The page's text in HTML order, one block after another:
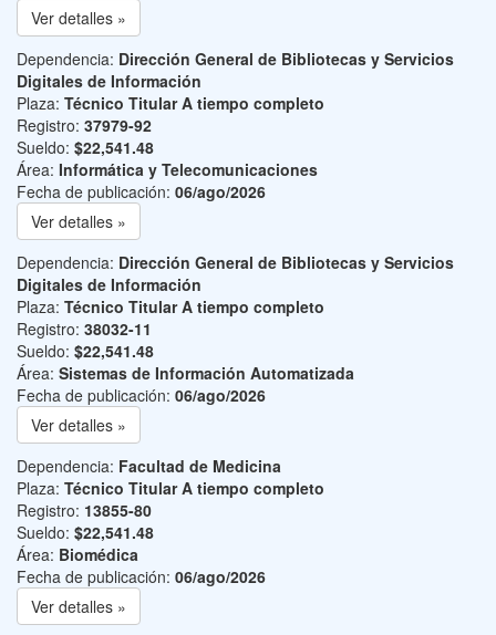
Ver detalles »
Dependencia: Dirección General de Bibliotecas y Servicios
Digitales de Información
Plaza: Técnico Titular A tiempo completo
Registro: 37979-92
Sueldo: $22,541.48
Área: Informática y Telecomunicaciones
Fecha de publicación: 06/ago/2026
Ver detalles »
Dependencia: Dirección General de Bibliotecas y Servicios
Digitales de Información
Plaza: Técnico Titular A tiempo completo
Registro: 38032-11
Sueldo: $22,541.48
Área: Sistemas de Información Automatizada
Fecha de publicación: 06/ago/2026
Ver detalles »
Dependencia: Facultad de Medicina
Plaza: Técnico Titular A tiempo completo
Registro: 13855-80
Sueldo: $22,541.48
Área: Biomédica
Fecha de publicación: 06/ago/2026
Ver detalles »